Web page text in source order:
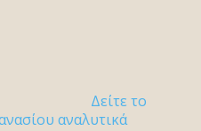
Δείτε το
αναλυτικά